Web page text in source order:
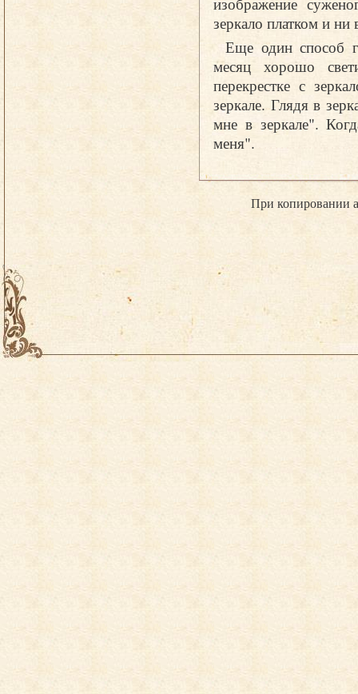
зеркало платком и ни
Еще один способ
месяц хорошо
перекрестке с
зеркале. Глядя в
мне в зеркале".
меня".
При копировании